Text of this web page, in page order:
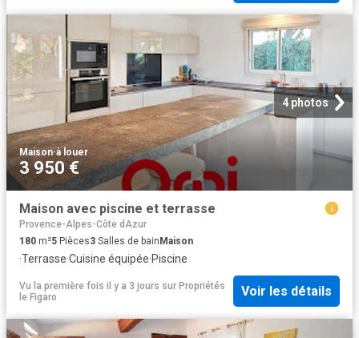
4 photos
Maison·à louer
3 950 €
Maison avec piscine et terrasse
Provence-Alpes-Côte dAzur
180 m²5 Pièces3 Salles de bainMaison
·Terrasse·Cuisine équipée·Piscine
Vu la première fois il y a 3 jours sur Propriétés
le Figaro
Voir les détails